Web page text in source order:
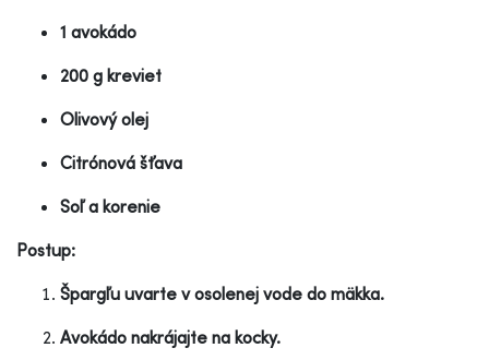
1 avokádo
200 g kreviet
Olivový olej
Citrónová šťava
Soľ a korenie
Postup:
Špargľu uvarte v osolenej vode do mäkka.
Avokádo nakrájajte na kocky.